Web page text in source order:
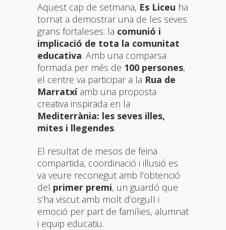
Aquest cap de setmana, Es Liceu ha
tornat a demostrar una de les seves
grans fortaleses: la comunió i
implicació de tota la comunitat
educativa. Amb una comparsa
formada per més de 100 persones,
el centre va participar a la Rua de
Marratxíamb una proposta
creativa inspirada en la
Mediterrània: les seves illes,
mites i llegendes.
El resultat de mesos de feina
compartida, coordinació i il·lusió es
va veure reconegut amb l’obtenció
del primer premi, un guardó que
s’ha viscut amb molt d’orgull i
emoció per part de famílies, alumnat
i equip educatiu.